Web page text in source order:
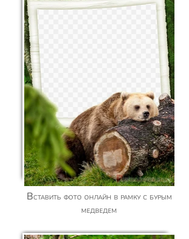
Вставить фото онлайн в рамку с бурым
медведем